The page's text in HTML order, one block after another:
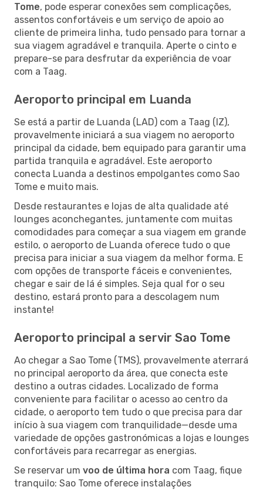
Tome, pode esperar conexões sem complicações,
assentos confortáveis e um serviço de apoio ao
cliente de primeira linha, tudo pensado para tornar a
sua viagem agradável e tranquila. Aperte o cinto e
prepare-se para desfrutar da experiência de voar
com a Taag.
Aeroporto principal em Luanda
Se está a partir de Luanda (LAD) com a Taag (IZ),
provavelmente iniciará a sua viagem no aeroporto
principal da cidade, bem equipado para garantir uma
partida tranquila e agradável. Este aeroporto
conecta Luanda a destinos empolgantes como Sao
Tome e muito mais.
Desde restaurantes e lojas de alta qualidade até
lounges aconchegantes, juntamente com muitas
comodidades para começar a sua viagem em grande
estilo, o aeroporto de Luanda oferece tudo o que
precisa para iniciar a sua viagem da melhor forma. E
com opções de transporte fáceis e convenientes,
chegar e sair de lá é simples. Seja qual for o seu
destino, estará pronto para a descolagem num
instante!
Aeroporto principal a servir Sao Tome
Ao chegar a Sao Tome (TMS), provavelmente aterrará
no principal aeroporto da área, que conecta este
destino a outras cidades. Localizado de forma
conveniente para facilitar o acesso ao centro da
cidade, o aeroporto tem tudo o que precisa para dar
início à sua viagem com tranquilidade—desde uma
variedade de opções gastronómicas a lojas e lounges
confortáveis para recarregar as energias.
Se reservar um voo de última hora com Taag, fique
tranquilo: Sao Tome oferece instalações